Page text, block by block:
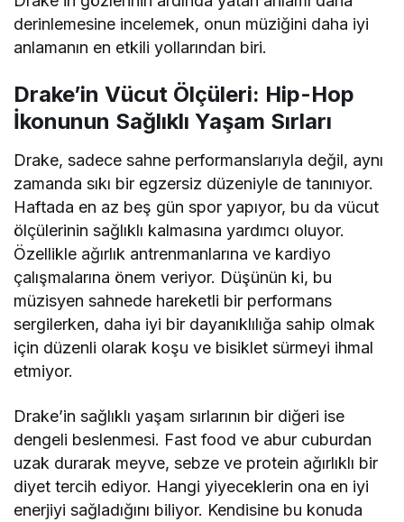
derinlemesine incelemek, onun müziğini daha iyi
anlamanın en etkili yollarından biri.
Drake’in Vücut Ölçüleri: Hip-Hop
İkonunun Sağlıklı Yaşam Sırları
Drake, sadece sahne performanslarıyla değil, aynı
zamanda sıkı bir egzersiz düzeniyle de tanınıyor.
Haftada en az beş gün spor yapıyor, bu da vücut
ölçülerinin sağlıklı kalmasına yardımcı oluyor.
Özellikle ağırlık antrenmanlarına ve kardiyo
çalışmalarına önem veriyor. Düşünün ki, bu
müzisyen sahnede hareketli bir performans
sergilerken, daha iyi bir dayanıklılığa sahip olmak
için düzenli olarak koşu ve bisiklet sürmeyi ihmal
etmiyor.
Drake’in sağlıklı yaşam sırlarının bir diğeri ise
dengeli beslenmesi. Fast food ve abur cuburdan
uzak durarak meyve, sebze ve protein ağırlıklı bir
diyet tercih ediyor. Hangi yiyeceklerin ona en iyi
enerjiyi sağladığını biliyor. Kendisine bu konuda